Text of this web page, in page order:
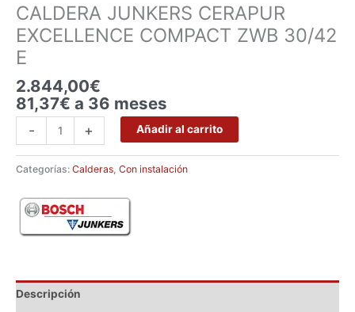
CALDERA JUNKERS CERAPUR
EXCELLENCE COMPACT ZWB 30/42
E
2.844,00€
81,37€ a 36 meses
- + Añadir al carrito
Categorías: Calderas, Con instalación
Descripción